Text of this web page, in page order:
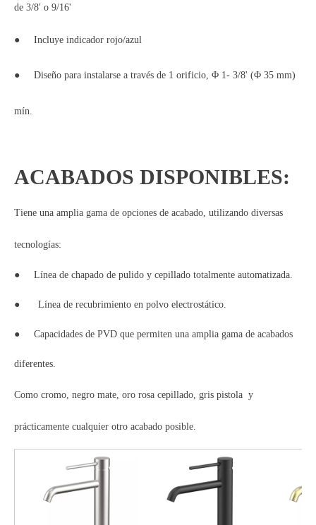
de 3/8' o 9/16'
● Incluye indicador rojo/azul
● Diseño para instalarse a través de 1 orificio, Φ 1- 3/8' (Φ 35 mm)
mín.
ACABADOS DISPONIBLES:
Tiene una amplia gama de opciones de acabado, utilizando diversas
tecnologías:
● Línea de chapado de pulido y cepillado totalmente automatizada.
● Línea de recubrimiento en polvo electrostático.
● Capacidades de PVD que permiten una amplia gama de acabados
diferentes.
Como cromo, negro mate, oro rosa cepillado, gris pistola y
prácticamente cualquier otro acabado posible.